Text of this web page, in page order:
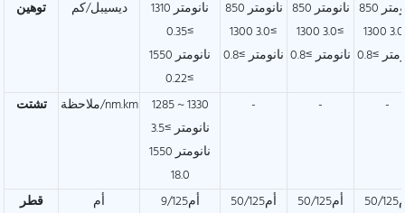
توهين
ديسيبل/كم
1310 نانومتر
≥0.35
1550 نانومتر
≥0.22
850 نانومتر
≥3.0 1300
نانومتر ≥0.8
850 نانومتر
≥3.0 1300
نانومتر ≥0.8
850 نانومتر
≥3.0 1300
≥0.8
تشتت ملاحظة/nm.km
1285 ~ 1330
نانومتر ≥3.5
1550 نانومتر
18.0
- - -
قطر
أم أم9/125 أم50/125 أم50/125